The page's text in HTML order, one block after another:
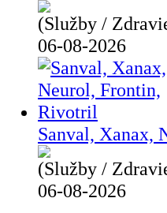
(Služby /
06-08-2026
Sanval, Xanax,
(Služby /
06-08-2026